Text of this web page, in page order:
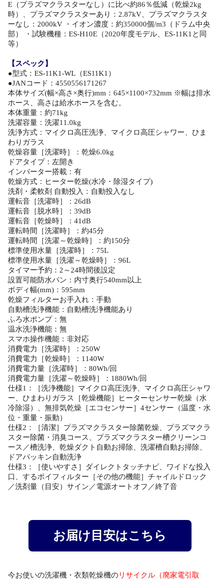
E（プラズマクラスターなし）に比べ約86％低減（乾燥2kg
時）、プラズマクラスターあり：2.87kV、プラズマクラスタ
ーなし：2000kV ・イオン濃度：約350000個/m3（ドラム中央
部） ・試験機種：ES-H10E（2020年度モデル、ES-11K1と同
等）
【スペック】
●型式：ES-11K1-WL（ES11K1）
●JANコード：4550556171267
本体サイズ(幅×高さ×奥行)mm：645×1100×732mm ※幅は排水
ホース、高さは給水ホースを含む。
本体重量：約71kg
洗濯容量：洗濯11.0kg
洗浄方式：マイクロ高圧洗浄、マイクロ高圧シャワー、ひま
わりガラス
乾燥容量［洗濯時］：乾燥6.0kg
ドアタイプ：左開き
インバーター搭載：有
乾燥方式：ヒーター乾燥(水冷・除湿タイプ)
洗剤・柔軟剤 自動投入：自動投入なし
運転音［洗濯時］：26dB
運転音［脱水時］：39dB
運転音［乾燥時］：41dB
運転時間［洗濯時］：約45分
運転時間［洗濯～乾燥時］：約150分
標準使用水量［洗濯時］：75L
標準使用水量［洗濯～乾燥時］：96L
タイマー予約：2～24時間後設定
設置可能防水パン：内寸奥行540mm以上
ボディ幅(mm)：595mm
乾燥フィルターお手入れ：手動
自動槽洗浄機能：自動槽洗浄機能あり
ふろ水ポンプ：無
温水洗浄機能：無
スマホ操作機能：非対応
消費電力［洗濯時］：250W
消費電力［乾燥時］：1140W
消費電力量［洗濯時］：80Wh/回
消費電力量［洗濯～乾燥時］：1880Wh/回
仕様1：［洗浄機能］マイクロ高圧洗浄、マイクロ高圧シャワ
ー、ひまわりガラス［乾燥機能］ヒーターセンサー乾燥（水
冷除湿）、無排気乾燥［エコセンサー］4センサー（温度・水
位・重量・振動）
仕様2：［清潔］プラズマクラスター除菌乾燥、プラズマクラ
スター除菌・消臭コース、プラズマクラスター槽クリーンコ
ース／槽洗浄、乾燥ダクト自動お掃除、洗濯槽自動お掃除、
ドアパッキン自動洗浄
仕様3：［使いやすさ］ダイレクトタッチナビ、ワイドな投入
口、するポイフィルター［その他の機能］チャイルドロック
／洗剤量（目安）サイン／電源オートオフ／終了音
お届け目安はこちら
今お使いの洗濯機・衣類乾燥機のリサイクル（廃家電引取